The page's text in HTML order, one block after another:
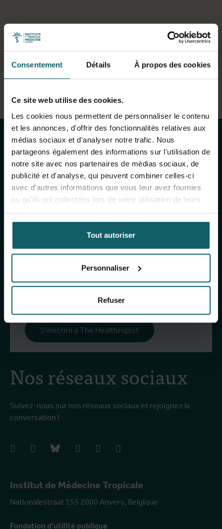
Consentement Détails À propos des cookies
Ce site web utilise des cookies.
Les cookies nous permettent de personnaliser le contenu
et les annonces, d'offrir des fonctionnalités relatives aux
médias sociaux et d'analyser notre trafic. Nous
partageons également des informations sur l'utilisation de
notre site avec nos partenaires de médias sociaux, de
publicité et d'analyse, qui peuvent combiner celles-ci
avec d'autres informations que vous leur avez fournies
ou qu'ils ont collectées lors de votre utilisation de leurs
Tout autoriser
Personnaliser
Refuser
Sélectionner un onglet
View full fingerprint
Voir la liste complète des projéts
Institut de Médecine Tropicale
Nationalestraat 155 2000 Anvers, Belgique
Fondation d'utilité publique
Nos réseaux sociaux
Suivez-nous sur nos réseaux sociaux et rejoignez la
conversation !
facebookinstagrambluesky linkedIn youtube
Restez au courant
des activités de
l'IMT
Inscrivez-vous à notre newsletter générale
(mensuelle) et à The Healthropist (bimestrielle),
notre newsletter dédiée à la collecte de fonds,
pour recevoir des informations sur nos
recherches, nos projets, nos idées, nos
événements à venir, nos formations, et bien plus
S'inscrire à notre newsletter générale
S'inscrire à The Healthropist